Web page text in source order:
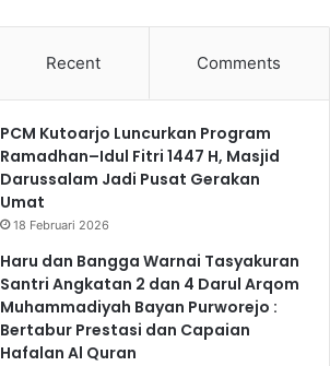
Recent Comments
PCM Kutoarjo Luncurkan Program
Ramadhan–Idul Fitri 1447 H, Masjid
Darussalam Jadi Pusat Gerakan
Umat
18 Februari 2026
Haru dan Bangga Warnai Tasyakuran
Santri Angkatan 2 dan 4 Darul Arqom
Muhammadiyah Bayan Purworejo :
Bertabur Prestasi dan Capaian
Hafalan Al Quran